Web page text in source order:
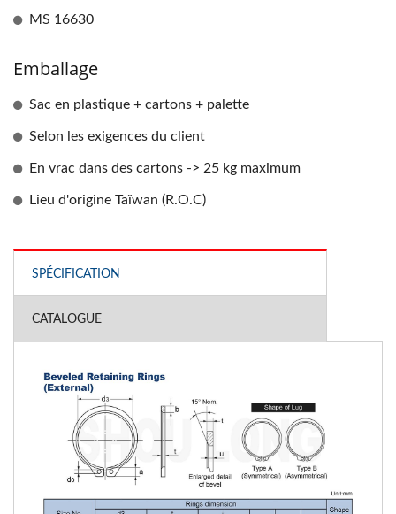
MS 16630
Emballage
Sac en plastique + cartons + palette
Selon les exigences du client
En vrac dans des cartons -> 25 kg maximum
Lieu d'origine Taïwan (R.O.C)
SPÉCIFICATION
CATALOGUE